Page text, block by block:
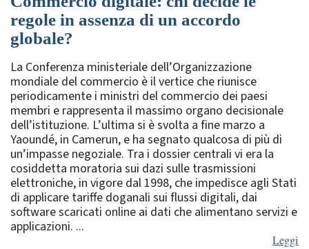
regole in assenza di un accordo
globale?
La Conferenza ministeriale dell’Organizzazione
mondiale del commercio è il vertice che riunisce
periodicamente i ministri del commercio dei paesi
membri e rappresenta il massimo organo decisionale
dell’istituzione. L’ultima si è svolta a fine marzo a
Yaoundé, in Camerun, e ha segnato qualcosa di più di
un’impasse negoziale. Tra i dossier centrali vi era la
cosiddetta moratoria sui dazi sulle trasmissioni
elettroniche, in vigore dal 1998, che impedisce agli Stati
di applicare tariffe doganali sui flussi digitali, dai
software scaricati online ai dati che alimentano servizi e
applicazioni. ...
Leggi